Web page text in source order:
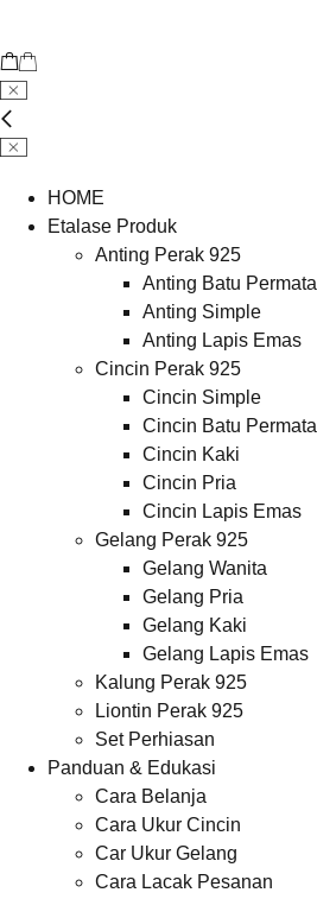
HOME
Etalase Produk
Anting Perak 925
Anting Batu Permata
Anting Simple
Anting Lapis Emas
Cincin Perak 925
Cincin Simple
Cincin Batu Permata
Cincin Kaki
Cincin Pria
Cincin Lapis Emas
Gelang Perak 925
Gelang Wanita
Gelang Pria
Gelang Kaki
Gelang Lapis Emas
Kalung Perak 925
Liontin Perak 925
Set Perhiasan
Panduan & Edukasi
Cara Belanja
Cara Ukur Cincin
Car Ukur Gelang
Cara Lacak Pesanan